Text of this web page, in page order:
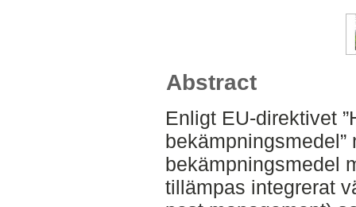
Abstract
Enligt EU-direktivet
bekämpningsmedel
tillämpas integrerat